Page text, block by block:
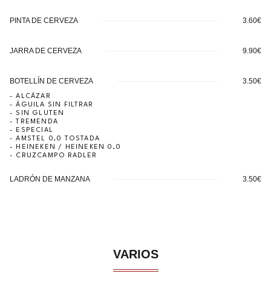
PINTA DE CERVEZA 3.60€
JARRA DE CERVEZA 9.90€
BOTELLÍN DE CERVEZA 3.50€
- ALCÁZAR
- ÁGUILA SIN FILTRAR
- SIN GLUTEN
- TREMENDA
- ESPECIAL
- AMSTEL 0,0 TOSTADA
- HEINEKEN / HEINEKEN 0,0
- CRUZCAMPO RADLER
LADRÓN DE MANZANA 3.50€
VARIOS